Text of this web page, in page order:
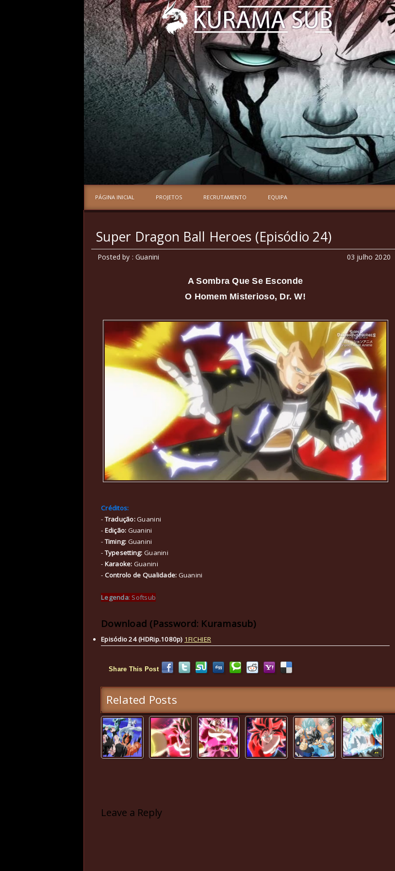
PÁGINA INICIAL PROJETOS RECRUTAMENTO EQUIPA
Super Dragon Ball Heroes (Episódio 24)
Posted by : Guanini 03 julho 2020
A Sombra Que Se Esconde
O Homem Misterioso, Dr. W!
Créditos:
-Tradução:Guanini
- Edição: Guanini
-Timing: Guanini
-Typesetting:Guanini
- Karaoke: Guanini
- Controlo de Qualidade: Guanini
Legenda: Softsub
Download (Password: Kuramasub)
Episódio 24 (HDRip.1080p) 1FICHIER
Share This Post
Related Posts
Leave a Reply